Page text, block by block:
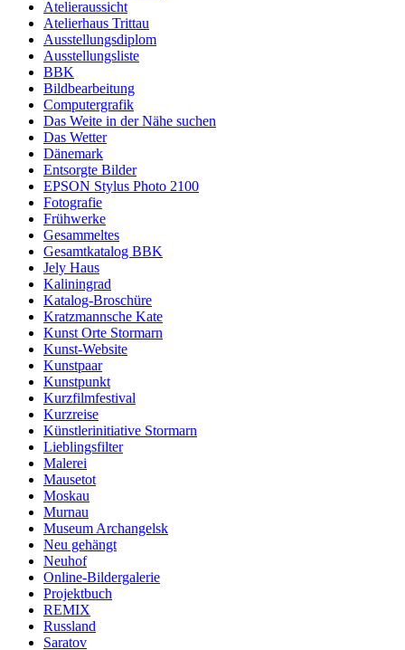
Atelieraussicht
Atelierhaus Trittau
Ausstellungsdiplom
Ausstellungsliste
BBK
Bildbearbeitung
Computergrafik
Das Weite in der Nähe suchen
Das Wetter
Dänemark
Entsorgte Bilder
EPSON Stylus Photo 2100
Fotografie
Frühwerke
Gesammeltes
Gesamtkatalog BBK
Jely Haus
Kaliningrad
Katalog-Broschüre
Kratzmannsche Kate
Kunst Orte Stormarn
Kunst-Website
Kunstpaar
Kunstpunkt
Kurzfilmfestival
Kurzreise
Künstlerinitiative Stormarn
Lieblingsfilter
Malerei
Mausetot
Moskau
Murnau
Museum Archangelsk
Neu gehängt
Neuhof
Online-Bildergalerie
Projektbuch
REMIX
Russland
Saratov